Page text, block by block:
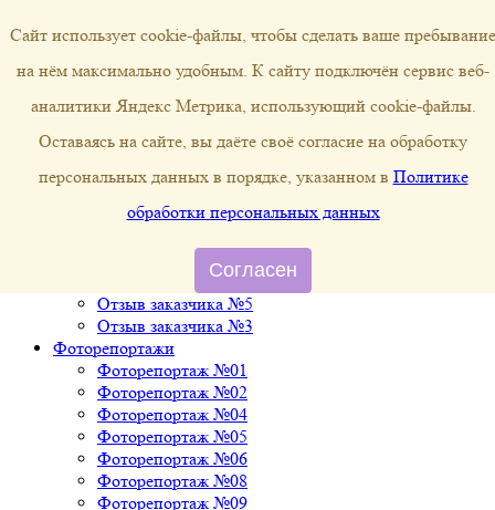
строительство деревянных домов и бань из бруса
Пн-Вс: 08:00 - 20:00kostromskoi-srub@mail.ru
8 (930) 389-52-41
Каталог проектов
Каталог домов из бруса
Отзыв заказчика №2
Отзыв заказчика №4
Отзыв заказчика №5
Отзыв заказчика №3
Фоторепортажи
Фоторепортаж №01
Фоторепортаж №02
Фоторепортаж №04
Фоторепортаж №05
Фоторепортаж №06
Фоторепортаж №08
Фоторепортаж №09
Сайт использует cookie-файлы, чтобы сделать ваше пребывание
на нём максимально удобным. К cайту подключён сервис веб-
аналитики Яндекс Метрика, использующий cookie-файлы.
Оставаясь на сайте, вы даёте своё согласие на обработку
персональных данных в порядке, указанном в Политике
обработки персональных данных
Согласен